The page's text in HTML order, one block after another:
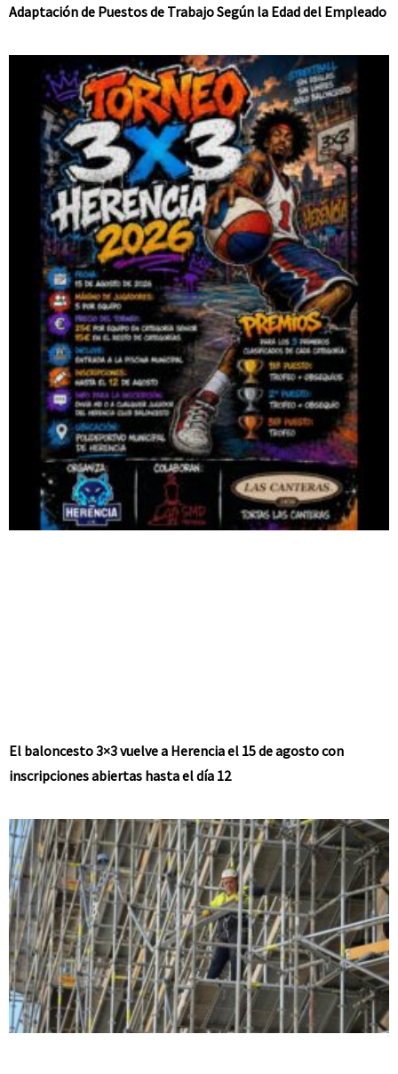
Adaptación de Puestos de Trabajo Según la Edad del Empleado
El baloncesto 3×3 vuelve a Herencia el 15 de agosto con
inscripciones abiertas hasta el día 12